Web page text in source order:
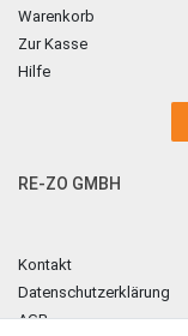
Warenkorb
Zur Kasse
Hilfe
RE-ZO GMBH
Kontakt
Datenschutzerklärung
AGB